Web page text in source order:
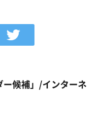
候補」/インターネ